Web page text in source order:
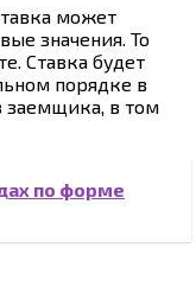
может
значения. То
Ставка будет
порядке в
заемщика, в том
по форме